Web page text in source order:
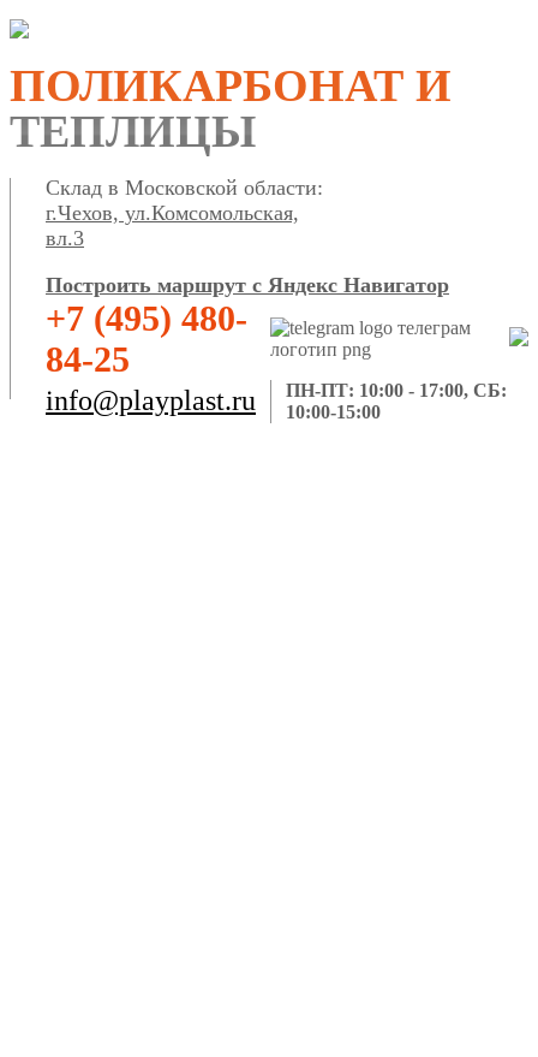
ПОЛИКАРБОНАТ И
ТЕПЛИЦЫ
Склад в Московской области:
г.Чехов, ул.Комсомольская,
вл.3
Построить маршрут с Яндекс Навигатор
+7 (495) 480-
84-25
info@playplast.ru
ПН-ПТ: 10:00 - 17:00, СБ:
10:00-15:00